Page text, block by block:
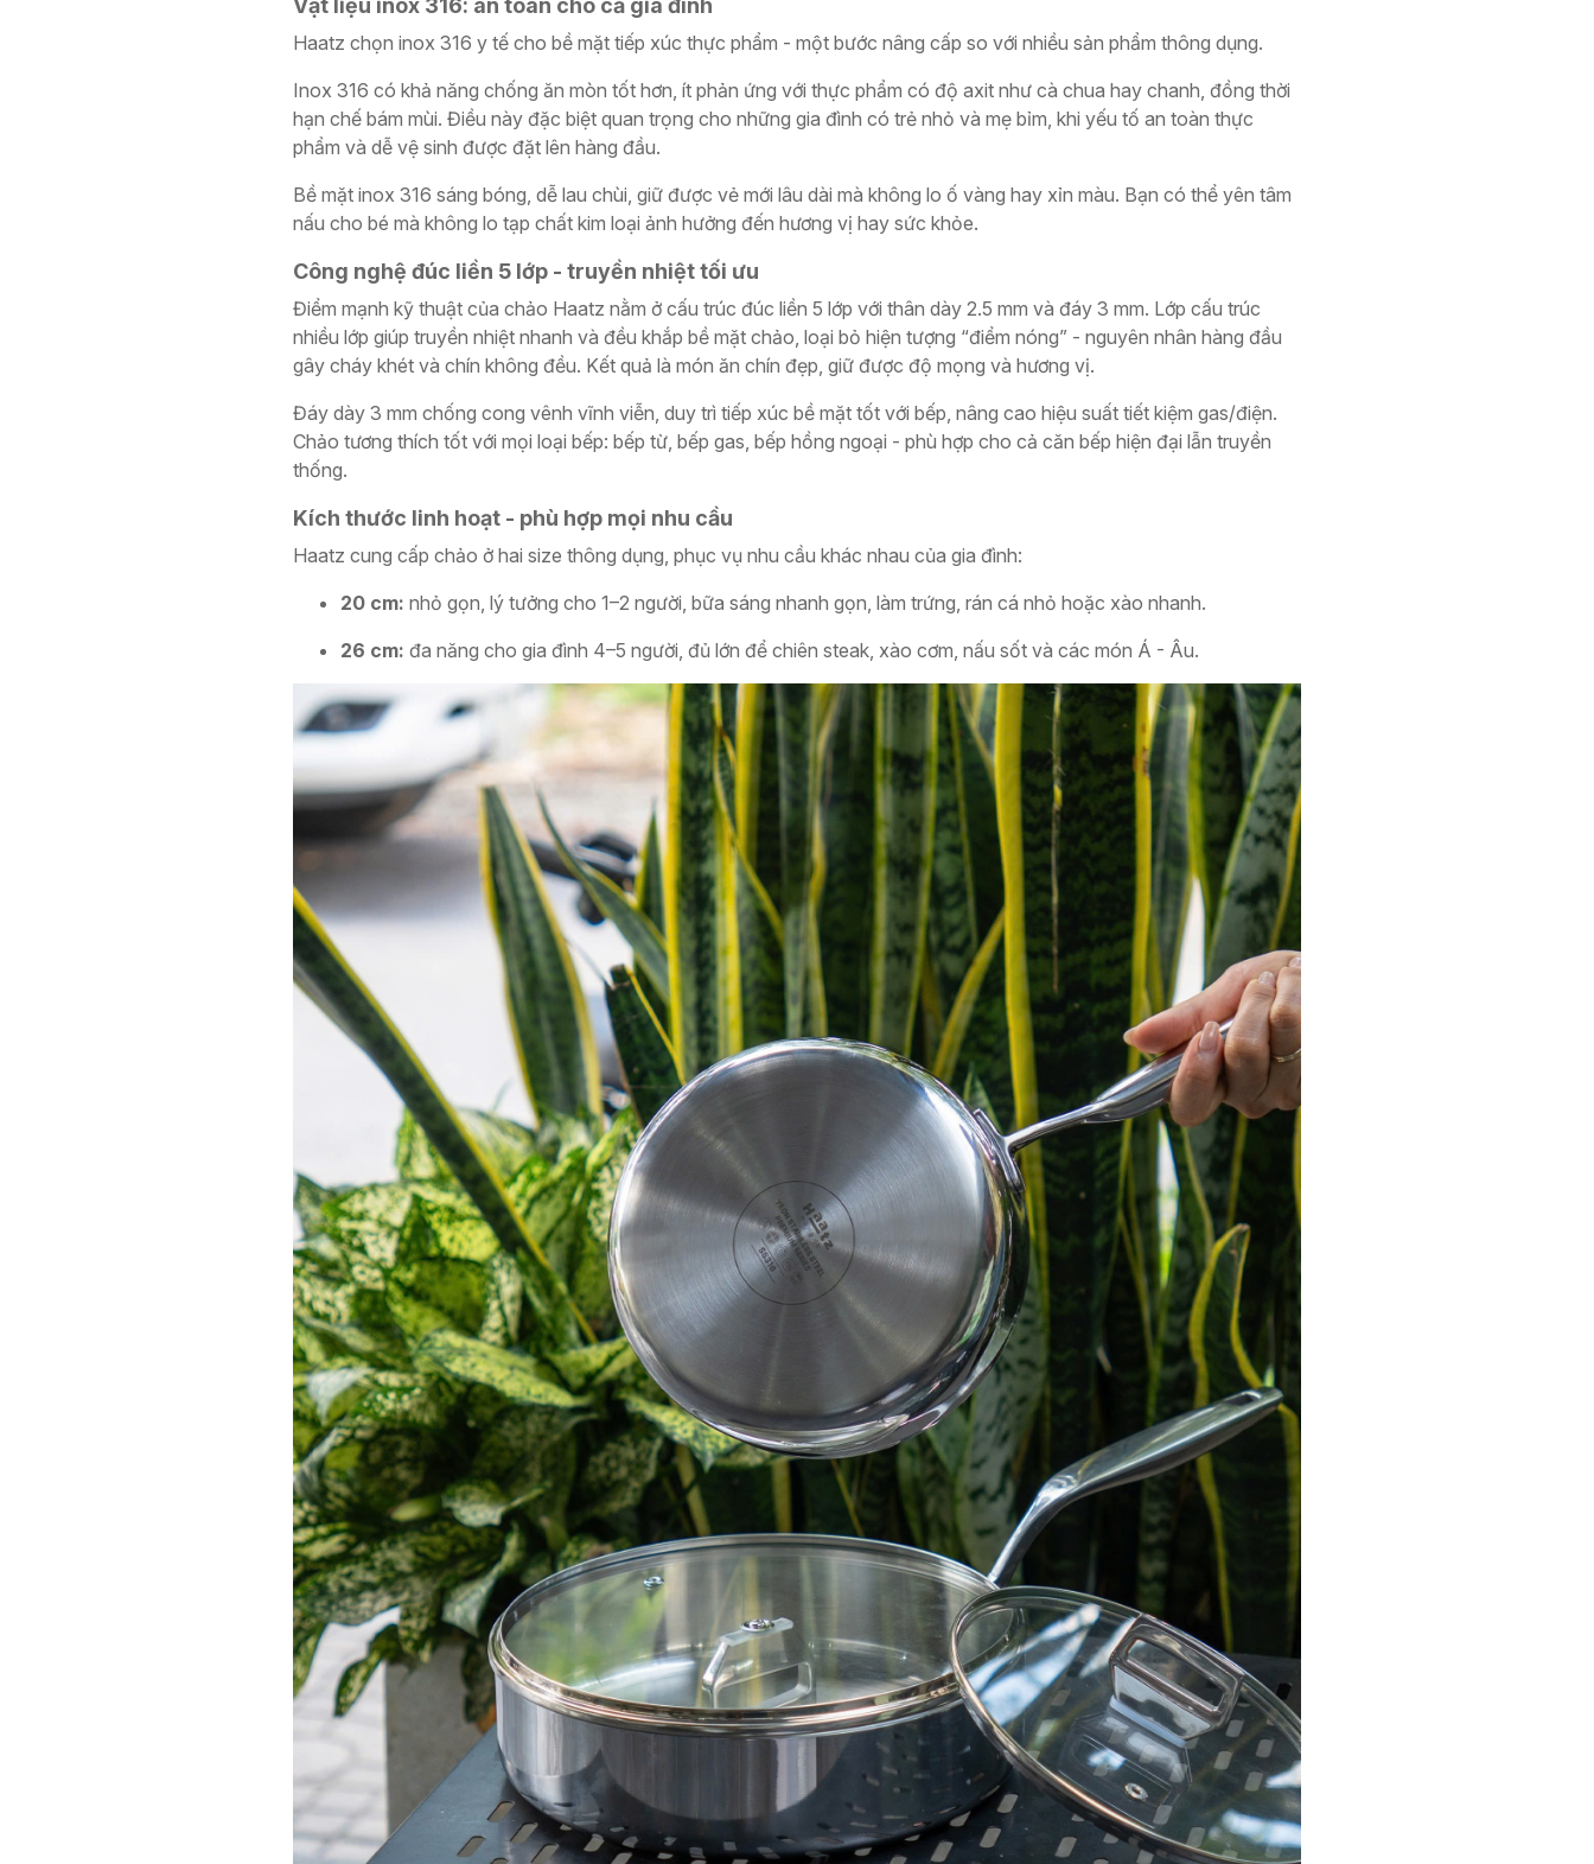
Vật liệu inox 316: an toàn cho cả gia đình
Haatz chọn inox 316 y tế cho bề mặt tiếp xúc thực phẩm - một bước nâng cấp so với nhiều sản phẩm thông dụng.
Inox 316 có khả năng chống ăn mòn tốt hơn, ít phản ứng với thực phẩm có độ axit như cà chua hay chanh, đồng thời
hạn chế bám mùi. Điều này đặc biệt quan trọng cho những gia đình có trẻ nhỏ và mẹ bỉm, khi yếu tố an toàn thực
phẩm và dễ vệ sinh được đặt lên hàng đầu.
Bề mặt inox 316 sáng bóng, dễ lau chùi, giữ được vẻ mới lâu dài mà không lo ố vàng hay xỉn màu. Bạn có thể yên tâm
nấu cho bé mà không lo tạp chất kim loại ảnh hưởng đến hương vị hay sức khỏe.
Công nghệ đúc liền 5 lớp - truyền nhiệt tối ưu
Điểm mạnh kỹ thuật của chảo Haatz nằm ở cấu trúc đúc liền 5 lớp với thân dày 2.5 mm và đáy 3 mm. Lớp cấu trúc
nhiều lớp giúp truyền nhiệt nhanh và đều khắp bề mặt chảo, loại bỏ hiện tượng “điểm nóng” - nguyên nhân hàng đầu
gây cháy khét và chín không đều. Kết quả là món ăn chín đẹp, giữ được độ mọng và hương vị.
Đáy dày 3 mm chống cong vênh vĩnh viễn, duy trì tiếp xúc bề mặt tốt với bếp, nâng cao hiệu suất tiết kiệm gas/điện.
Chảo tương thích tốt với mọi loại bếp: bếp từ, bếp gas, bếp hồng ngoại - phù hợp cho cả căn bếp hiện đại lẫn truyền
thống.
Kích thước linh hoạt - phù hợp mọi nhu cầu
Haatz cung cấp chảo ở hai size thông dụng, phục vụ nhu cầu khác nhau của gia đình:
20 cm: nhỏ gọn, lý tưởng cho 1–2 người, bữa sáng nhanh gọn, làm trứng, rán cá nhỏ hoặc xào nhanh.
26 cm: đa năng cho gia đình 4–5 người, đủ lớn để chiên steak, xào cơm, nấu sốt và các món Á - Âu.